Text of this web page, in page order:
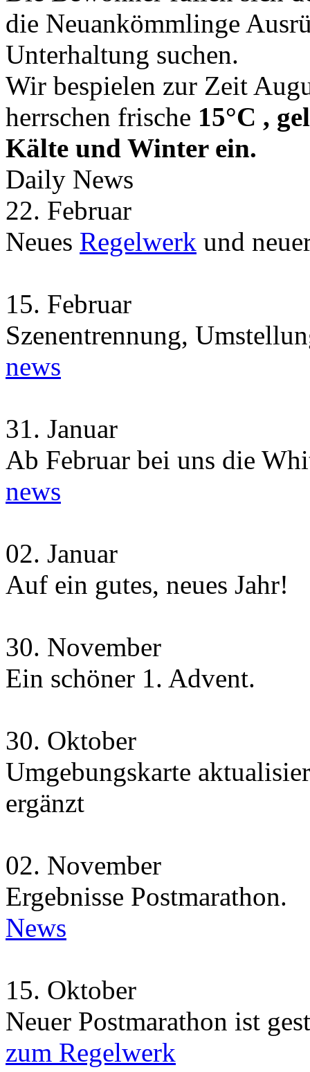
die Neuankömmlinge
Unterhaltung suchen.
Wir bespielen zur Zeit
herrschen frische 15°C ,
Kälte und Winter ein.
Daily News
22. Februar
Neues Regelwerk und
15. Februar
Szenentrennung,
news
31. Januar
Ab Februar bei uns die
news
02. Januar
Auf ein gutes, neues Jahr!
30. November
Ein schöner 1. Advent.
30. Oktober
Umgebungskarte
ergänzt
02. November
Ergebnisse Postmarathon.
News
15. Oktober
Neuer Postmarathon ist
zum Regelwerk